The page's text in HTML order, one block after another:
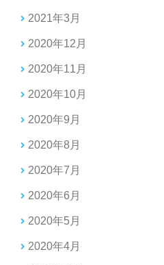
2021年3月
2020年12月
2020年11月
2020年10月
2020年9月
2020年8月
2020年7月
2020年6月
2020年5月
2020年4月